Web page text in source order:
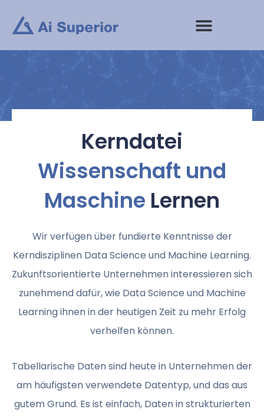
Inhalt
springen
Kerndatei
Wissenschaft und
Maschine Lernen
Wir verfügen über fundierte Kenntnisse der
Kerndisziplinen Data Science und Machine Learning.
Zukunftsorientierte Unternehmen interessieren sich
zunehmend dafür, wie Data Science und Machine
Learning ihnen in der heutigen Zeit zu mehr Erfolg
verhelfen können.
Tabellarische Daten sind heute in Unternehmen der
am häufigsten verwendete Datentyp, und das aus
gutem Grund. Es ist einfach, Daten in strukturierten